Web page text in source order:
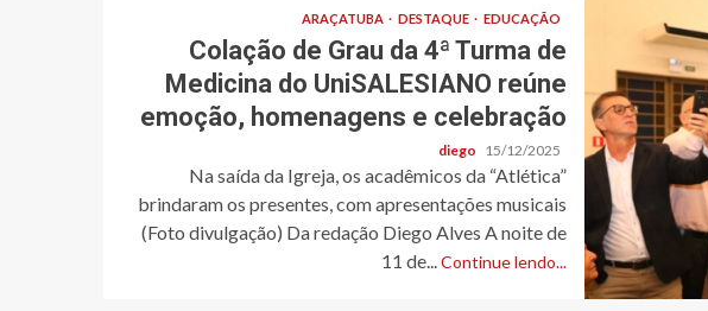
ARAÇATUBA DESTAQUE EDUCAÇÃO
Colação de Grau da 4ª Turma de
Medicina do UniSALESIANO reúne
emoção, homenagens e celebração
diego 15/12/2025
Na saída da Igreja, os acadêmicos da “Atlética”
brindaram os presentes, com apresentações musicais
(Foto divulgação) Da redação Diego Alves A noite de
11 de... Continue lendo...